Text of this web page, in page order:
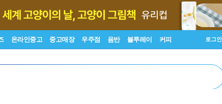
온라인중고 중고매장 우주점 음반 블루레이 커피 로그인